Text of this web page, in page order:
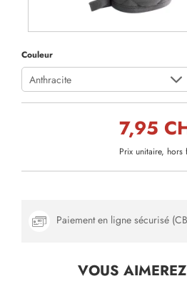
Couleur
Anthracite
7,95
Prix unitaire, hors
Paiement en ligne sécurisé
VOUS AIMEREZ